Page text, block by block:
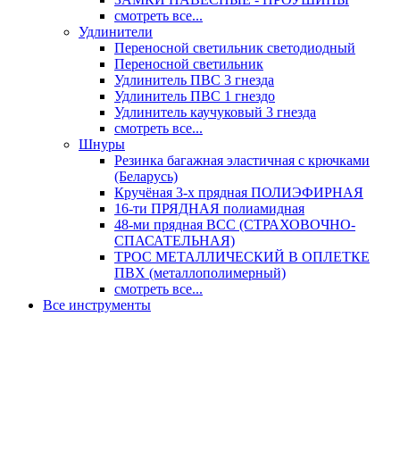
смотреть все...
Удлинители
Переносной светильник светодиодный
Переносной светильник
Удлинитель ПВС 3 гнезда
Удлинитель ПВС 1 гнездо
Удлинитель каучуковый 3 гнезда
смотреть все...
Шнуры
Резинка багажная эластичная с крючками
(Беларусь)
Кручёная 3-х прядная ПОЛИЭФИРНАЯ
16-ти ПРЯДНАЯ полиамидная
48-ми прядная ВСС (СТРАХОВОЧНО-
СПАСАТЕЛЬНАЯ)
ТРОС МЕТАЛЛИЧЕСКИЙ В ОПЛЕТКЕ
ПВХ (металлополимерный)
смотреть все...
Все инструменты